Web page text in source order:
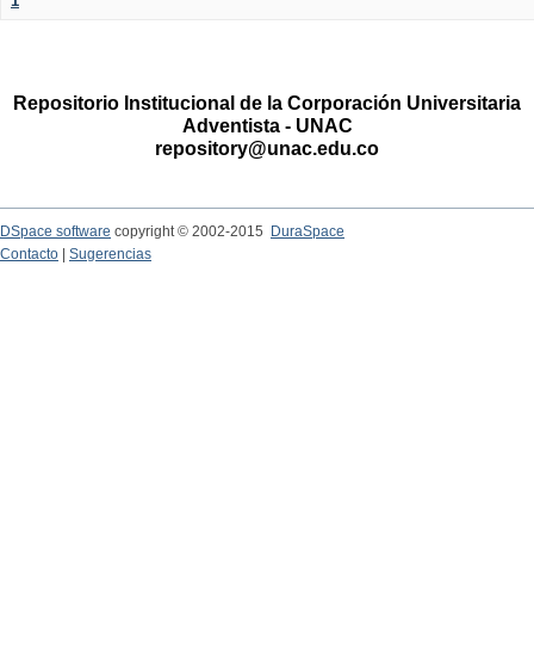
Repositorio Institucional de la Corporación Universitaria
Adventista - UNAC
repository@unac.edu.co
DSpace software copyright © 2002-2015
DuraSpace
Contacto
Sugerencias